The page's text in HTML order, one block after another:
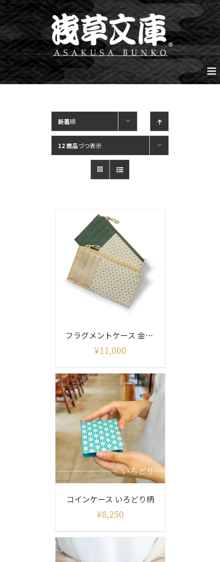
Skip
to
content
新着順
12 商品づつ表示
フラグメントケース 金彩麻の葉柄
¥11,000
コインケース いろどり柄
¥8,250